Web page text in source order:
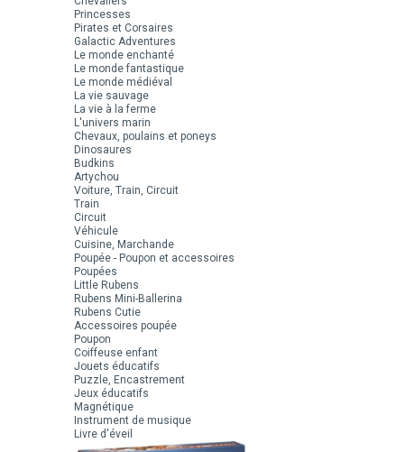
Princesses
Pirates et Corsaires
Galactic Adventures
Le monde enchanté
Le monde fantastique
Le monde médiéval
La vie sauvage
La vie à la ferme
L'univers marin
Chevaux, poulains et poneys
Dinosaures
Budkins
Artychou
Voiture, Train, Circuit
Train
Circuit
Véhicule
Cuisine, Marchande
Poupée - Poupon et accessoires
Poupées
Little Rubens
Rubens Mini-Ballerina
Rubens Cutie
Accessoires poupée
Poupon
Coiffeuse enfant
Jouets éducatifs
Puzzle, Encastrement
Jeux éducatifs
Magnétique
Instrument de musique
Livre d'éveil